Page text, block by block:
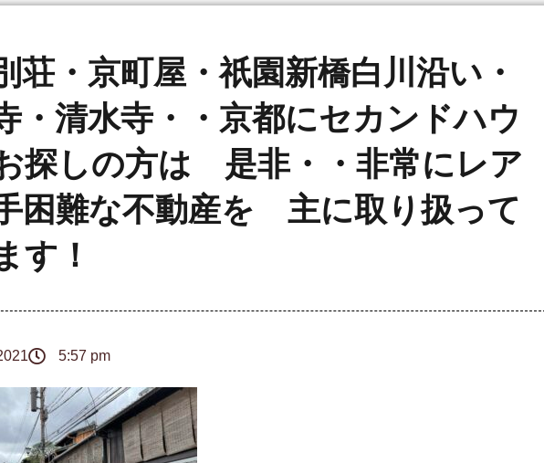
荘・京町屋・祇園新橋白川沿い・
・清水寺・・京都にセカンドハウ
探しの方は 是非・・非常にレア
困難な不動産を 主に取り扱って
す！
5:57 pm